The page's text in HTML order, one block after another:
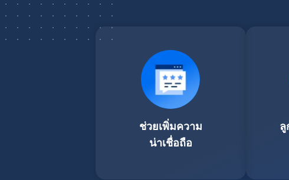
ช่วยเพิ่มความ
น่าเชื่อถือ
ลู